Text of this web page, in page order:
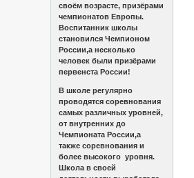
своём возрасте, призёрами
чемпионатов Европы.
Воспитанник школы
становился Чемпионом
России,а несколько
человек были призёрами
первенста России!
В школе регулярно
проводятся соревнования
самых различных уровней,
от внутренних до
Чемпионата России,а
также соревнования и
более высокого уровня.
Школа в своей